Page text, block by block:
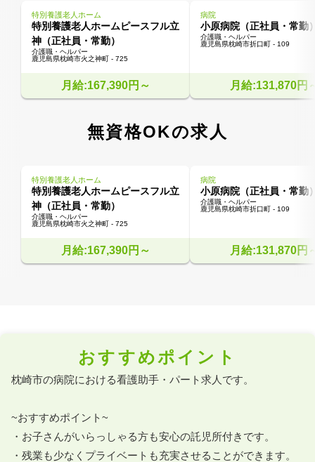
特別養護老人ホーム
特別養護老人ホームピースフル立
神（正社員・常勤）
介護職・ヘルパー
鹿児島県枕崎市火之神町 - 725
月給:167,390円～
病院
小原病院（正社員・常勤
介護職・ヘルパー
鹿児島県枕崎市折口町 - 109
月給:131,870円
無資格OKの求人
特別養護老人ホーム
特別養護老人ホームピースフル立
神（正社員・常勤）
介護職・ヘルパー
鹿児島県枕崎市火之神町 - 725
月給:167,390円～
病院
小原病院（正社員・常勤
介護職・ヘルパー
鹿児島県枕崎市折口町 - 109
月給:131,870円
おすすめポイント
枕崎市の病院における看護助手・パート求人です。
~おすすめポイント~
・お子さんがいらっしゃる方も安心の託児所付きです。
・残業も少なくプライベートも充実させることができます。